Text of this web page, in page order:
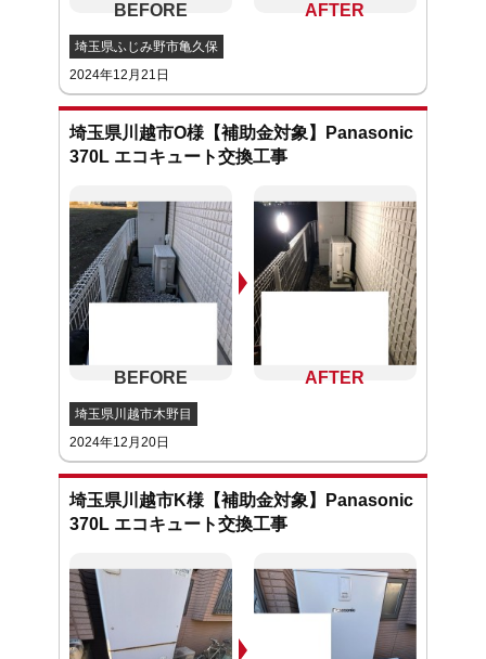
埼玉県ふじみ野市亀久保
2024年12月21日
埼玉県川越市O様【補助金対象】Panasonic
370L エコキュート交換工事
埼玉県川越市木野目
2024年12月20日
埼玉県川越市K様【補助金対象】Panasonic
370L エコキュート交換工事